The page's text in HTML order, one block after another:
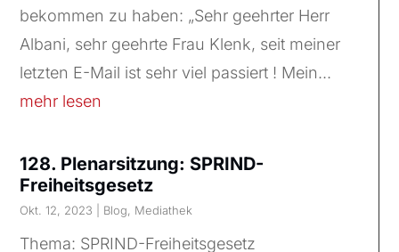
bekommen zu haben: „Sehr geehrter Herr
Albani, sehr geehrte Frau Klenk, seit meiner
letzten E-Mail ist sehr viel passiert ! Mein...
mehr lesen
128. Plenarsitzung: SPRIND-
Freiheitsgesetz
Okt. 12, 2023 Blog, Mediathek
Thema: SPRIND-Freiheitsgesetz